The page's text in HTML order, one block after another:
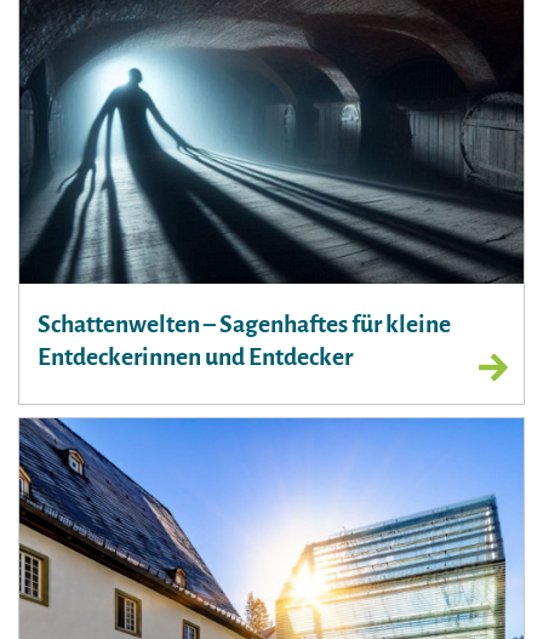
Schattenwelten – Sagenhaftes für kleine
Entdeckerinnen und Entdecker